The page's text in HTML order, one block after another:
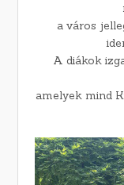
a város
A diákok
amelyek mind